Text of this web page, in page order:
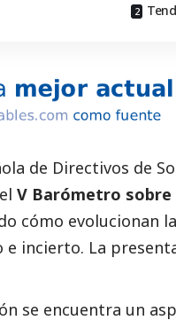
de Directivos de
V Barómetro
cómo evolucionan
incierto. La
se encuentra un